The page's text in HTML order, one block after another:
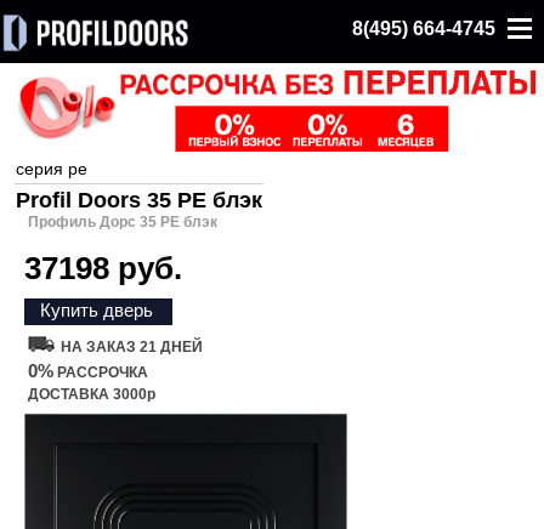
8(495) 664-4745
серия pe
Profil Doors 35 PE блэк
Профиль Дорс 35 PE блэк
37198 руб.
Купить дверь
НА ЗАКАЗ 21 ДНЕЙ
0% РАССРОЧКА
ДОСТАВКА 3000р